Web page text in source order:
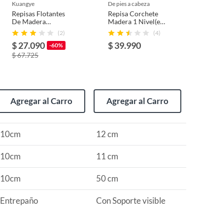
kuangye
Repisas Flotantes
De Madera
Multipropósito Kit
X3 Colores.
(2)
$ 27.090 -60%
$ 67.725
Agregar al Carro
de pies a cabeza
Repisa Corchete
Madera 1 Nivel(es)
11x12x50 cm
Blanco
(4)
$ 39.990
Agregar al Carro
10cm 12 cm
10cm 11 cm
10cm 50 cm
Entrepaño Con Soporte visible